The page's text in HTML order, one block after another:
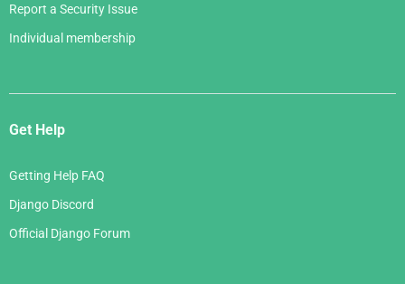
Report a Security Issue
Individual membership
Get Help
Getting Help FAQ
Django Discord
Official Django Forum